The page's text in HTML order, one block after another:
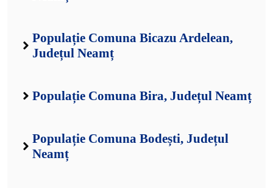
Populație Comuna Bicazu Ardelean,
Județul Neamț
Populație Comuna Bira, Județul Neamț
Populație Comuna Bodești, Județul
Neamț